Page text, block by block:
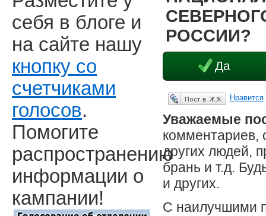
РОССИИ?
Да
Опубликовать в ЖЖ Нравится
Уважаемые
комментариев,
других людей,
брань и т.д.
и других.
С наилучшими
себя в блоге и
на сайте нашу
кнопку со
счетчиками
голосов.
Помогите
распространению
информации о
кампании!